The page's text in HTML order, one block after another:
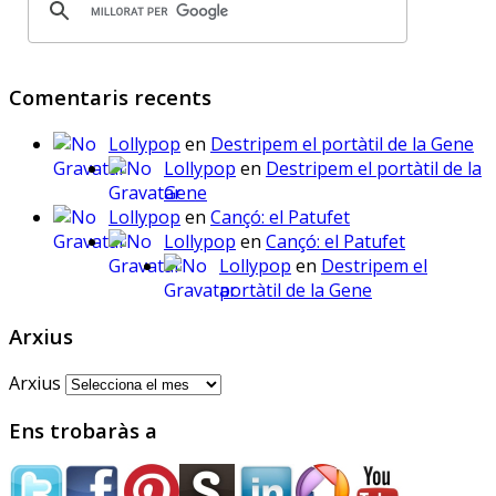
www.deia.eus/actualidad/s...
Educación ensaya una
aprendizaje ‘online’
alternativa a Google
Workplace for Education
Seis centros educativos
públicos prueban IRADI,
una herramienta de
software libre cuyos
programas y datos se
Comentaris recents
Lollypop en Destripem el portàtil de la Gene
Lollypop en Destripem el portàtil de la
Gene
Lollypop en Cançó: el Patufet
Lollypop en Cançó: el Patufet
Lollypop en Destripem el
portàtil de la Gene
Arxius
Arxius
Ens trobaràs a